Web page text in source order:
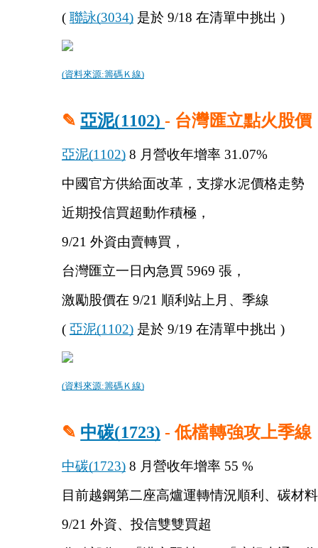
( 聯詠(3034) 是於 9/18 在清單中挑出 )
(資料來源:籌碼Ｋ線)
✎ 亞泥(1102) - 台灣匯立點火股價
亞泥(1102) 8 月營收年增率 31.07%
中國官方供給面改革，支撐水泥價格走勢
近期投信買超動作積極，
9/21 外資由賣轉買，
台灣匯立一日內急買 5969 張，
激勵股價在 9/21 順利站上月、季線
( 亞泥(1102) 是於 9/19 在清單中挑出 )
(資料來源:籌碼Ｋ線)
✎ 中碳(1723) - 低檔轉強攻上季線
中碳(1723) 8 月營收年增率 55 %
目前越鋼第二座高爐運轉情況順利、碳材
9/21 外資、投信雙雙買超